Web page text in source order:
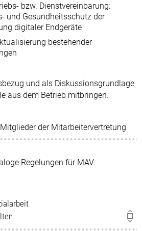
bzw. Dienstvereinbarung:
und Gesundheitsschutz der
digitaler Endgeräte
bestehender
und als Diskussionsgrundlage
aus dem Betrieb mitbringen.
der Mitarbeitervertretung
Regelungen für MAV